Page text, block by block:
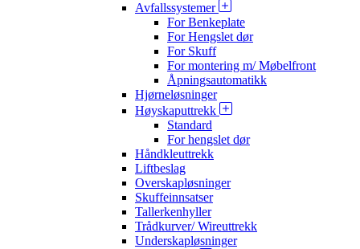
Avfallssystemer
For Benkeplate
For Hengslet dør
For Skuff
For montering m/ Møbelfront
Åpningsautomatikk
Hjørneløsninger
Høyskaputtrekk
Standard
For hengslet dør
Håndkleuttrekk
Liftbeslag
Overskapløsninger
Skuffeinnsatser
Tallerkenhyller
Trådkurver/ Wireuttrekk
Underskapløsninger